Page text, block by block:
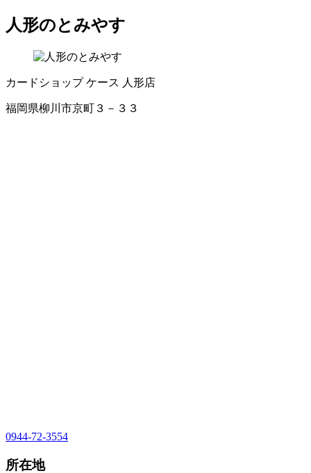
人形のとみやす
カードショップ ケース 人形店
福岡県柳川市京町３－３３
0944-72-3554
所在地